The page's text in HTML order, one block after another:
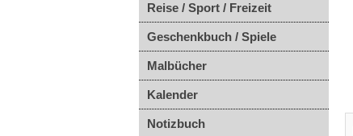
Reise / Sport / Freizeit
Geschenkbuch / Spiele
Malbücher
Kalender
Notizbuch